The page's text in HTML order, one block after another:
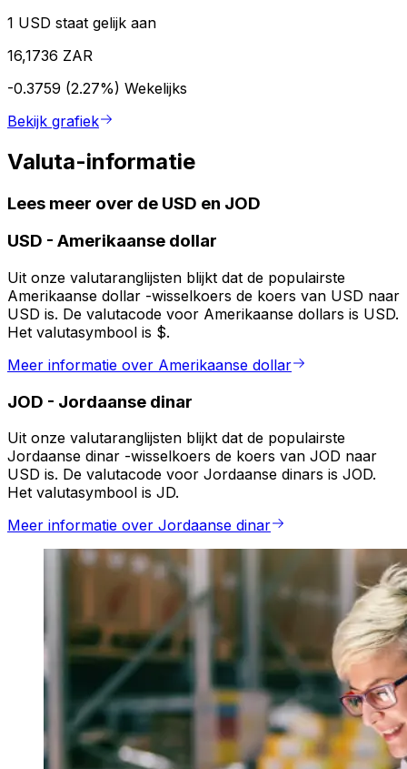
1 USD staat gelijk aan
16,1736 ZAR
-0.3759 (2.27%) Wekelijks
Bekijk grafiek
Valuta-informatie
Lees meer over de USD en JOD
USD - Amerikaanse dollar
Uit onze valutaranglijsten blijkt dat de populairste
Amerikaanse dollar -wisselkoers de koers van USD naar
USD is. De valutacode voor Amerikaanse dollars is USD.
Het valutasymbool is $.
Meer informatie over Amerikaanse dollar
JOD - Jordaanse dinar
Uit onze valutaranglijsten blijkt dat de populairste
Jordaanse dinar -wisselkoers de koers van JOD naar
USD is. De valutacode voor Jordaanse dinars is JOD.
Het valutasymbool is JD.
Meer informatie over Jordaanse dinar